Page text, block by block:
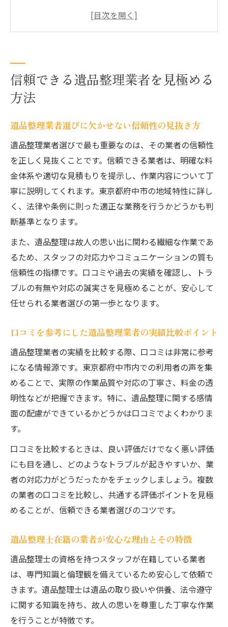
口コミを参考にした遺品整理業者の実績比
遺品整理業者の対応力とアフターサービス
の重要性
点
精神的負担を減らす遺品整理のコツ
遺品整理で心の負担を軽減する準備と心構
え
プロによる遺品整理の流れとサポート内容
女性スタッフ在籍業者による安心遺品整理
の魅力
遺品整理時に活用したい片付け・供養のポ
イント
遺品整理でのリユース・買取活用法と注意
点
口コミを活用した安心の遺品整理依頼
ック法
安心して任せられる遺品整理業者の見極め
方
実績豊富な遺品整理業者の口コミ評判の活
用法
口コミから見る遺品整理サービスの選択ポ
遺品整理依頼前に確認すべき口コミの注意
点
即日対応が魅力の遺品整理サービス案内
遺品整理業者の即日対応サービスの特徴と
メリット
急ぎの遺品整理依頼時に確認すべき業者の
即日対応可能な遺品整理業者の選定ポイン
ト
安心して任せられる遺品整理サービスの比
較方法
信頼できる遺品整理業者を見極める
方法
遺品整理業者選びに欠かせない信頼性の見抜き方
遺品整理業者選びで最も重要なのは、その業者の信頼性
を正しく見抜くことです。信頼できる業者は、明確な料
金体系や適切な見積もりを提示し、作業内容について丁
寧に説明してくれます。東京都府中市の地域特性に詳し
く、法律や条例に則った適正な業務を行うかどうかも判
断基準となります。
また、遺品整理は故人の思い出に関わる繊細な作業であ
るため、スタッフの対応力やコミュニケーションの質も
信頼性の指標です。口コミや過去の実績を確認し、トラ
ブルの有無や対応の誠実さを見極めることが、安心して
任せられる業者選びの第一歩となります。
口コミを参考にした遺品整理業者の実績比較ポイント
遺品整理業者の実績を比較する際、口コミは非常に参考
になる情報源です。東京都府中市内での利用者の声を集
めることで、実際の作業品質や対応の丁寧さ、料金の透
明性などが把握できます。特に、遺品整理に関する感情
面の配慮ができているかどうかは口コミでよくわかりま
す。
口コミを比較するときは、良い評価だけでなく悪い評価
にも目を通し、どのようなトラブルが起きやすいか、業
者の対応力がどうだったかをチェックしましょう。複数
の業者の口コミを比較し、共通する評価ポイントを見極
めることが、信頼できる業者選びのコツです。
遺品整理士在籍の業者が安心な理由とその特徴
遺品整理士の資格を持つスタッフが在籍している業者
は、専門知識と倫理観を備えているため安心して依頼で
きます。遺品整理士は遺品の取り扱いや供養、法令遵守
に関する知識を持ち、故人の思いを尊重した丁寧な作業
を行うことが特徴です。